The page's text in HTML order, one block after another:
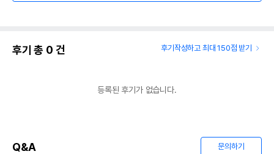
후기 총 0 건 후기작성하고 최대 150점 받기
등록된 후기가 없습니다.
Q&A 문의하기